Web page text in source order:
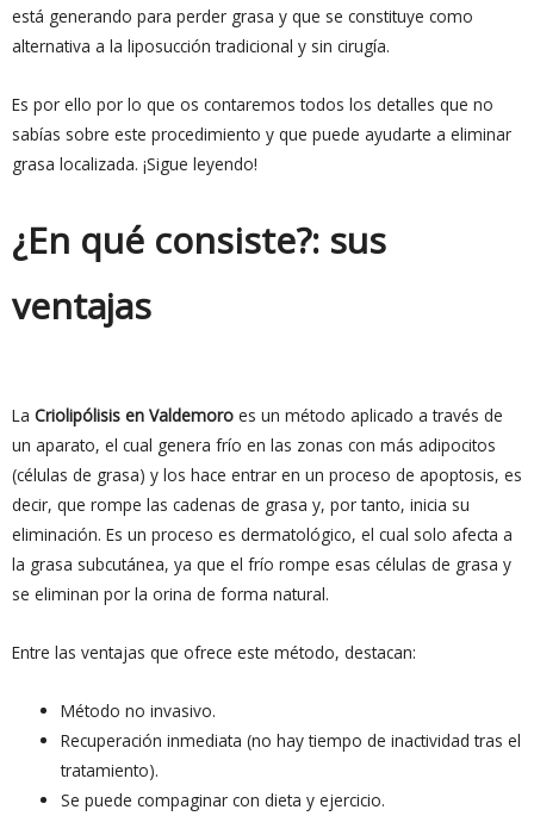
está generando para perder grasa y que se constituye como
alternativa a la liposucción tradicional y sin cirugía.
Es por ello por lo que os contaremos todos los detalles que no
sabías sobre este procedimiento y que puede ayudarte a eliminar
grasa localizada. ¡Sigue leyendo!
¿En qué consiste?: sus
ventajas
La Criolipólisis en Valdemoro es un método aplicado a través de
un aparato, el cual genera frío en las zonas con más adipocitos
(células de grasa) y los hace entrar en un proceso de apoptosis, es
decir, que rompe las cadenas de grasa y, por tanto, inicia su
eliminación. Es un proceso es dermatológico, el cual solo afecta a
la grasa subcutánea, ya que el frío rompe esas células de grasa y
se eliminan por la orina de forma natural.
Entre las ventajas que ofrece este método, destacan:
Método no invasivo.
Recuperación inmediata (no hay tiempo de inactividad tras el
tratamiento).
Se puede compaginar con dieta y ejercicio.